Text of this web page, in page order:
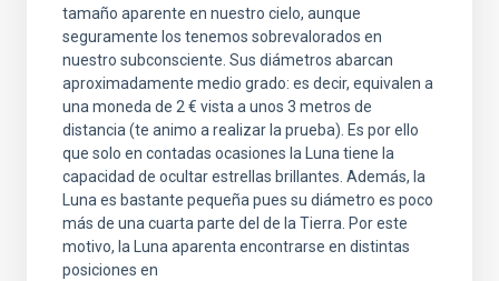
tamaño aparente en nuestro cielo, aunque
seguramente los tenemos sobrevalorados en
nuestro subconsciente. Sus diámetros abarcan
aproximadamente medio grado: es decir, equivalen a
una moneda de 2 € vista a unos 3 metros de
distancia (te animo a realizar la prueba). Es por ello
que solo en contadas ocasiones la Luna tiene la
capacidad de ocultar estrellas brillantes. Además, la
Luna es bastante pequeña pues su diámetro es poco
más de una cuarta parte del de la Tierra. Por este
motivo, la Luna aparenta encontrarse en distintas
posiciones en